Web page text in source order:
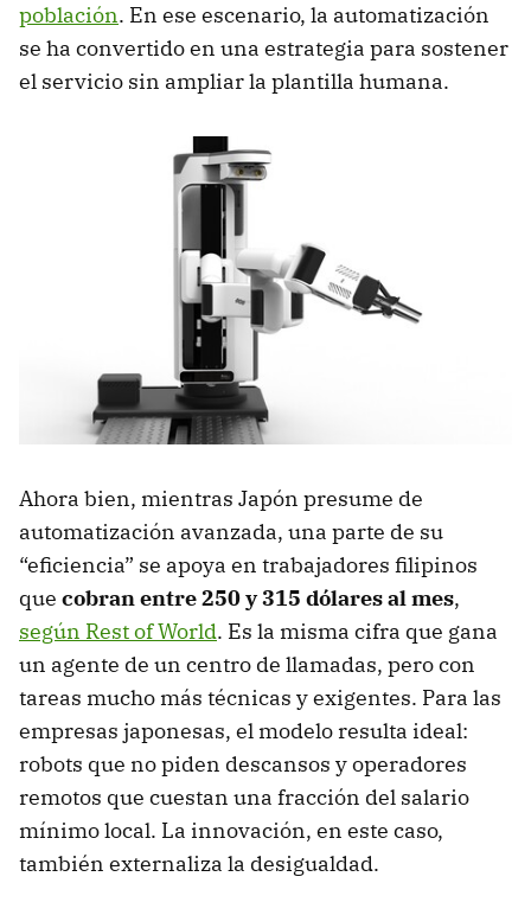
población. En ese escenario, la automatización
se ha convertido en una estrategia para sostener
el servicio sin ampliar la plantilla humana.
Ahora bien, mientras Japón presume de
automatización avanzada, una parte de su
“eficiencia” se apoya en trabajadores filipinos
que cobran entre 250 y 315 dólares al mes,
según Rest of World. Es la misma cifra que gana
un agente de un centro de llamadas, pero con
tareas mucho más técnicas y exigentes. Para las
empresas japonesas, el modelo resulta ideal:
robots que no piden descansos y operadores
remotos que cuestan una fracción del salario
mínimo local. La innovación, en este caso,
también externaliza la desigualdad.